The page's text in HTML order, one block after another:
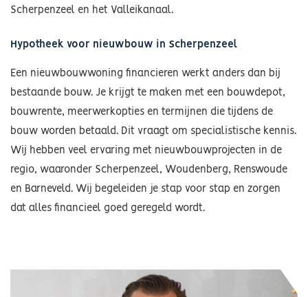
Scherpenzeel en het Valleikanaal.
Hypotheek voor nieuwbouw in Scherpenzeel
Een nieuwbouwwoning financieren werkt anders dan bij
bestaande bouw. Je krijgt te maken met een bouwdepot,
bouwrente, meerwerkopties en termijnen die tijdens de
bouw worden betaald. Dit vraagt om specialistische kennis.
Wij hebben veel ervaring met nieuwbouwprojecten in de
regio, waaronder Scherpenzeel, Woudenberg, Renswoude
en Barneveld. Wij begeleiden je stap voor stap en zorgen
dat alles financieel goed geregeld wordt.